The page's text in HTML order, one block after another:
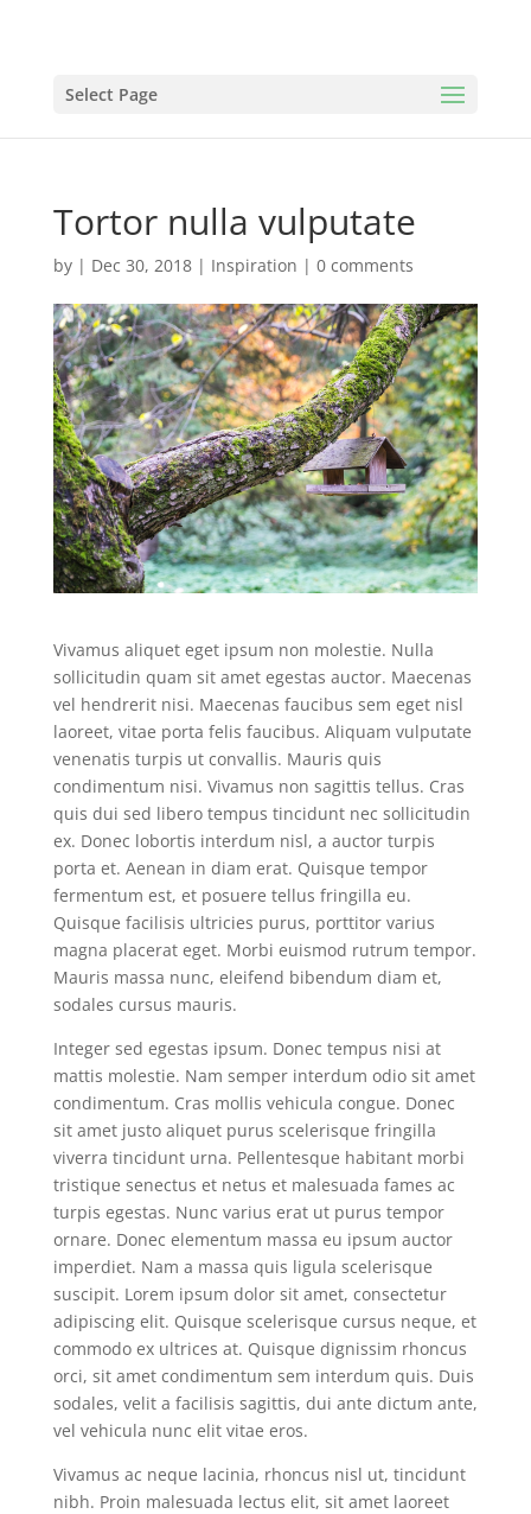
Select Page
Tortor nulla vulputate
by | Dec 30, 2018| Inspiration | 0 comments
Vivamus aliquet eget ipsum non molestie. Nulla
sollicitudin quam sit amet egestas auctor. Maecenas
vel hendrerit nisi. Maecenas faucibus sem eget nisl
laoreet, vitae porta felis faucibus. Aliquam vulputate
venenatis turpis ut convallis. Mauris quis
condimentum nisi. Vivamus non sagittis tellus. Cras
quis dui sed libero tempus tincidunt nec sollicitudin
ex. Donec lobortis interdum nisl, a auctor turpis
porta et. Aenean in diam erat. Quisque tempor
fermentum est, et posuere tellus fringilla eu.
Quisque facilisis ultricies purus, porttitor varius
magna placerat eget. Morbi euismod rutrum tempor.
Mauris massa nunc, eleifend bibendum diam et,
sodales cursus mauris.
Integer sed egestas ipsum. Donec tempus nisi at
mattis molestie. Nam semper interdum odio sit amet
condimentum. Cras mollis vehicula congue. Donec
sit amet justo aliquet purus scelerisque fringilla
viverra tincidunt urna. Pellentesque habitant morbi
tristique senectus et netus et malesuada fames ac
turpis egestas. Nunc varius erat ut purus tempor
ornare. Donec elementum massa eu ipsum auctor
imperdiet. Nam a massa quis ligula scelerisque
suscipit. Lorem ipsum dolor sit amet, consectetur
adipiscing elit. Quisque scelerisque cursus neque, et
commodo ex ultrices at. Quisque dignissim rhoncus
orci, sit amet condimentum sem interdum quis. Duis
sodales, velit a facilisis sagittis, dui ante dictum ante,
vel vehicula nunc elit vitae eros.
Vivamus ac neque lacinia, rhoncus nisl ut, tincidunt
nibh. Proin malesuada lectus elit, sit amet laoreet